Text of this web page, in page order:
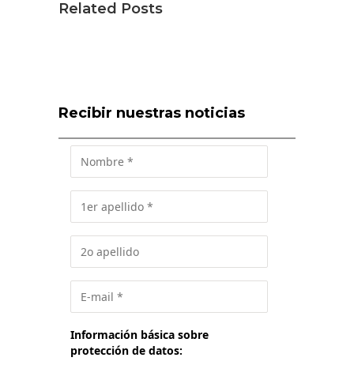
Related Posts
Recibir nuestras noticias
Información básica sobre
protección de datos: